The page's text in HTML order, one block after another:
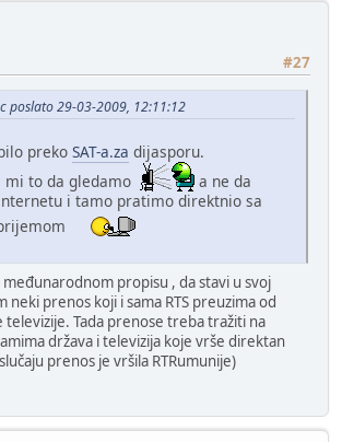
#27
poslato 29-03-2009, 12:11:12
preko SAT-a.za dijasporu.
mi to da gledamo
a ne da
i tamo pratimo direktnio sa
međunarodnom propisu , da stavi u svoj
neki prenos koji i sama RTS preuzima od
televizije. Tada prenose treba tražiti na
država i televizija koje vrše direktan
prenos je vršila RTRumunije)